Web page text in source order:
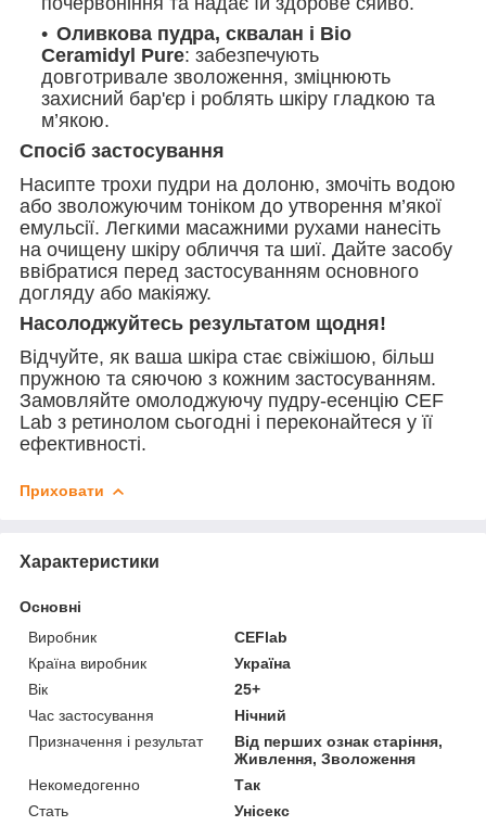
Оливкова пудра, сквалан і Bio
Ceramidyl Pure: забезпечують
довготривале зволоження, зміцнюють
захисний бар'єр і роблять шкіру гладкою та
м’якою.
Спосіб застосування
Насипте трохи пудри на долоню, змочіть водою
або зволожуючим тоніком до утворення м’якої
емульсії. Легкими масажними рухами нанесіть
на очищену шкіру обличчя та шиї. Дайте засобу
ввібратися перед застосуванням основного
догляду або макіяжу.
Насолоджуйтесь результатом щодня!
Відчуйте, як ваша шкіра стає свіжішою, більш
пружною та сяючою з кожним застосуванням.
Замовляйте омолоджуючу пудру-есенцію CEF
Lab з ретинолом сьогодні і переконайтеся у її
ефективності.
Приховати
Характеристики
Основні
Виробник
CEFlab
Країна виробник
Україна
Вік
25+
Час застосування
Нічний
Призначення і результат
Від перших ознак старіння,
Живлення, Зволоження
Некомедогенно
Так
Стать
Унісекс